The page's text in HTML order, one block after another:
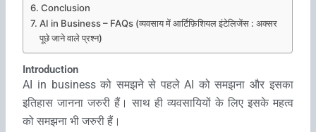
Conclusion
AI in Business – FAQs (व्यवसाय में आर्टिफ़िशियल इंटेलिजेंस : अक्सर
पूछे जाने वाले प्रश्न)
Introduction
AI in business को समझने से पहलेAI को समझना और इसका
इतिहास जानना जरुरी हैं। साथ ही व्‍यवसायियों के लिए इसके महत्‍व
को समझना भी जरुरी हैं।